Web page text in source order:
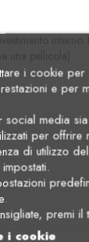
interno.
pellicola)
i cookie
e per
media
per offrire
di utilizzo
premi il
i cookie